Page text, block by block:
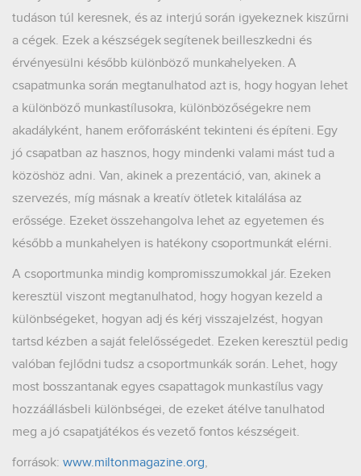
tudáson túl keresnek, és az interjú során igyekeznek kiszűrni
a cégek. Ezek a készségek segítenek beilleszkedni és
érvényesülni később különböző munkahelyeken. A
csapatmunka során megtanulhatod azt is, hogy hogyan lehet
a különböző munkastílusokra, különbözőségekre nem
akadályként, hanem erőforrásként tekinteni és építeni. Egy
jó csapatban az hasznos, hogy mindenki valami mást tud a
közöshöz adni. Van, akinek a prezentáció, van, akinek a
szervezés, míg másnak a kreatív ötletek kitalálása az
erőssége. Ezeket összehangolva lehet az egyetemen és
később a munkahelyen is hatékony csoportmunkát elérni.
A csoportmunka mindig kompromisszumokkal jár. Ezeken
keresztül viszont megtanulhatod, hogy hogyan kezeld a
különbségeket, hogyan adj és kérj visszajelzést, hogyan
tartsd kézben a saját felelősségedet. Ezeken keresztül pedig
valóban fejlődni tudsz a csoportmunkák során. Lehet, hogy
most bosszantanak egyes csapattagok munkastílus vagy
hozzáállásbeli különbségei, de ezeket átélve tanulhatod
meg a jó csapatjátékos és vezető fontos készségeit.
források: www.miltonmagazine.org,